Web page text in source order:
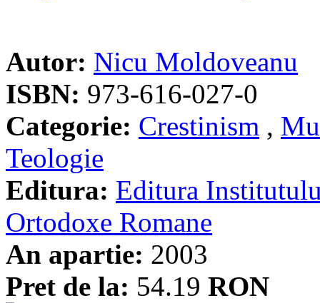
Autor: Nicu Moldoveanu
ISBN: 973-616-027-0
Categorie: Crestinism ,
Teologie
Editura: Editura
Ortodoxe Romane
An apartie: 2003
Pret de la: 54.19 RON